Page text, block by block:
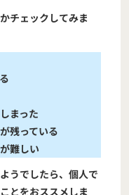
チェックしてみま
まった
残っている
難しい
うでしたら、個人で
とをおススメしま